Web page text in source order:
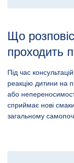
Що
проходить
Під час
реакцію дитини на
або
сприймає нові смаки
загальному